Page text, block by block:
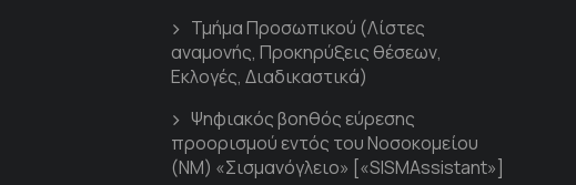
Τμήμα Προσωπικού (Λίστες
αναμονής, Προκηρύξεις θέσεων,
Εκλογές, Διαδικαστικά)
Ψηφιακός βοηθός εύρεσης
προορισμού εντός του Νοσοκομείου
(ΝΜ) «Σισμανόγλειο» [«SISMAssistant»]